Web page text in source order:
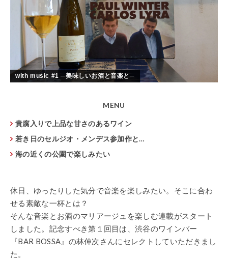
with music #1 ─美味しいお酒と音楽と─
MENU
貴腐入りで上品な甘さのあるワイン
若き日のセルジオ・メンデス参加作と…
海の近くの公園で楽しみたい
休日、ゆったりした気分で音楽を楽しみたい。そこに合わ
せる素敵な一杯とは？
そんな音楽とお酒のマリアージュを楽しむ連載がスタート
しました。記念すべき第１回目は、渋谷のワインバー
『BAR BOSSA』の林伸次さんにセレクトしていただきまし
た。